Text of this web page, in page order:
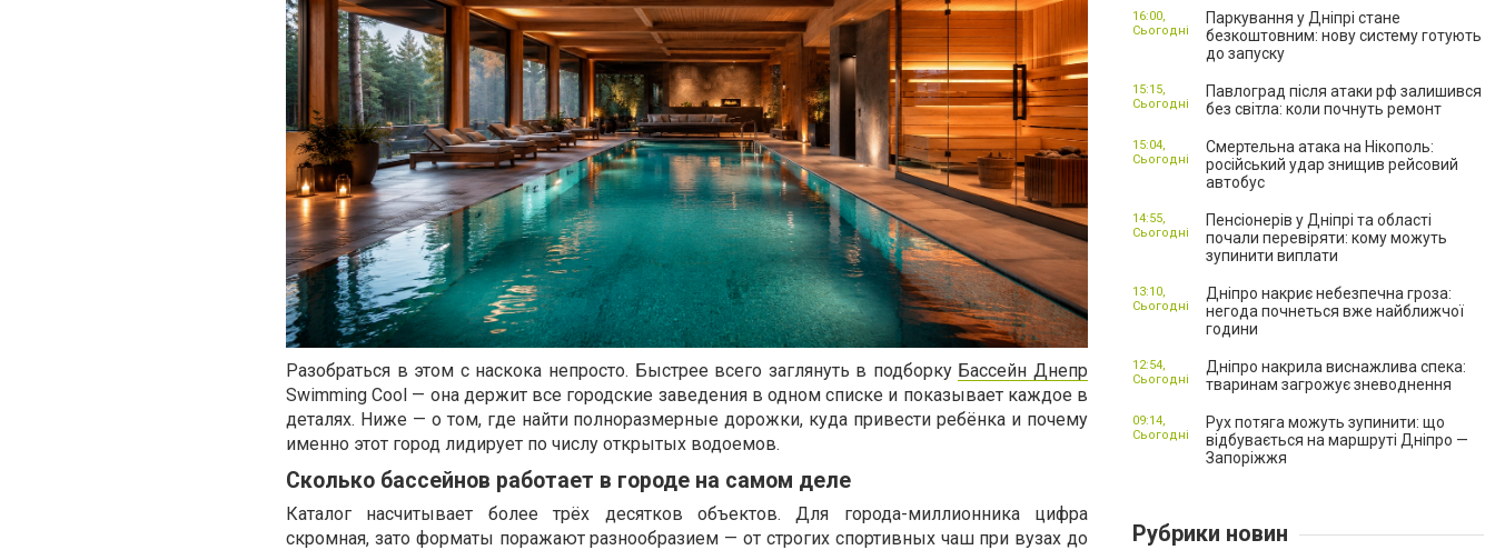
Разобраться в этом с наскока непросто. Быстрее всего заглянуть в подборку Бассейн Днепр
Swimming Cool — она держит все городские заведения в одном списке и показывает каждое в
деталях. Ниже — о том, где найти полноразмерные дорожки, куда привести ребёнка и почему
именно этот город лидирует по числу открытых водоемов.
Сколько бассейнов работает в городе на самом деле
Каталог насчитывает более трёх десятков объектов. Для города-миллионника цифра
скромная, зато форматы поражают разнообразием — от строгих спортивных чаш при вузах до
Паркування у Дніпрі стане
безкоштовним: нову систему готують
до запуску
16:00,
Сьогодні
Павлоград після атаки рф залишився
без світла: коли почнуть ремонт
15:15,
Сьогодні
Смертельна атака на Нікополь:
російський удар знищив рейсовий
автобус
15:04,
Сьогодні
Пенсіонерів у Дніпрі та області
почали перевіряти: кому можуть
зупинити виплати
14:55,
Сьогодні
Дніпро накриє небезпечна гроза:
негода почнеться вже найближчої
години
13:10,
Сьогодні
Дніпро накрила виснажлива спека:
тваринам загрожує зневоднення
12:54,
Сьогодні
Рух потяга можуть зупинити: що
відбувається на маршруті Дніпро —
Запоріжжя
09:14,
Сьогодні
Рубрики новин